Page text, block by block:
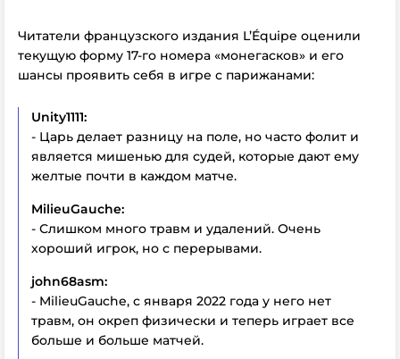
Читатели французского издания L’Équipe оценили
текущую форму 17-го номера «монегасков» и его
шансы проявить себя в игре с парижанами:
Unity1111:
- Царь делает разницу на поле, но часто фолит и
является мишенью для судей, которые дают ему
желтые почти в каждом матче.
MilieuGauche:
- Слишком много травм и удалений. Очень
хороший игрок, но с перерывами.
john68asm:
- MilieuGauche, с января 2022 года у него нет
травм, он окреп физически и теперь играет все
больше и больше матчей.